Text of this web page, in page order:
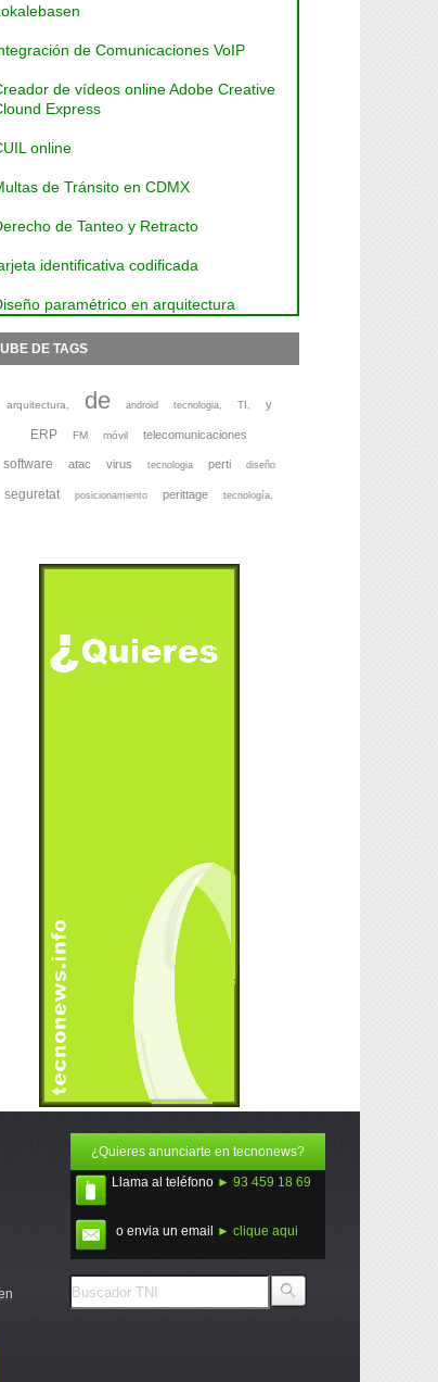
de Comunicaciones VoIP
de vídeos online Adobe Creative
Express
online
de Tránsito en CDMX
de Tanteo y Retracto
identificativa codificada
paramétrico en arquitectura
DE TAGS
arquitectura, de android tecnologia, TI, y
ERP FM móvil telecomunicaciones
software atac virus tecnologia perti diseño
seguretat posicionamiento perittage tecnología,
¿Quieres anunciarte en tecnonews?
Llama al teléfono ► 93 459 18 69
o envia un email ► clique aqui